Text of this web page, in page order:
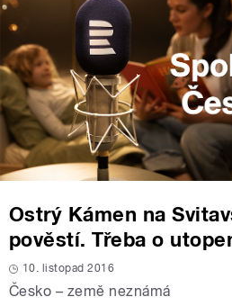
Ostrý Kámen na
pověstí. Třeba o
10. listopad 2016
Česko – země neznámá